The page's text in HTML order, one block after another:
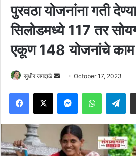
पुरवठा योजनांना गती
सिलोडमध्ये 117 तर
एकूण 148 योजनांचे काम
सुधीर जगदाळे
Send
email
October 17, 2023
Facebook
X MessengerWhatsApp